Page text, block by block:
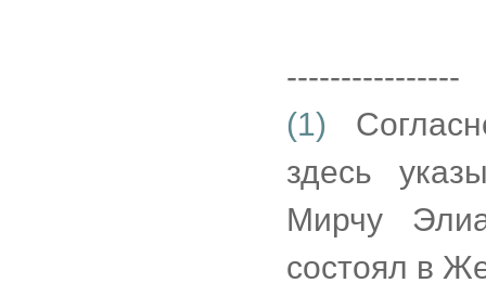
----------------
(1)
здесь
Мирчу
состоял в